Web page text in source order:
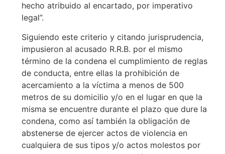
hecho atribuido al encartado, por imperativo
legal”.
Siguiendo este criterio y citando jurisprudencia,
impusieron al acusado R.R.B. por el mismo
término de la condena el cumplimiento de reglas
de conducta, entre ellas la prohibición de
acercamiento a la víctima a menos de 500
metros de su domicilio y/o en el lugar en que la
misma se encuentre durante el plazo que dure la
condena, como así también la obligación de
abstenerse de ejercer actos de violencia en
cualquiera de sus tipos y/o actos molestos por